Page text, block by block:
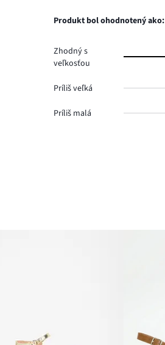
0.hlasov
Produkt bol ohodnotený ako:
Zhodný s
veľkosťou
Príliš veľká
Príliš malá